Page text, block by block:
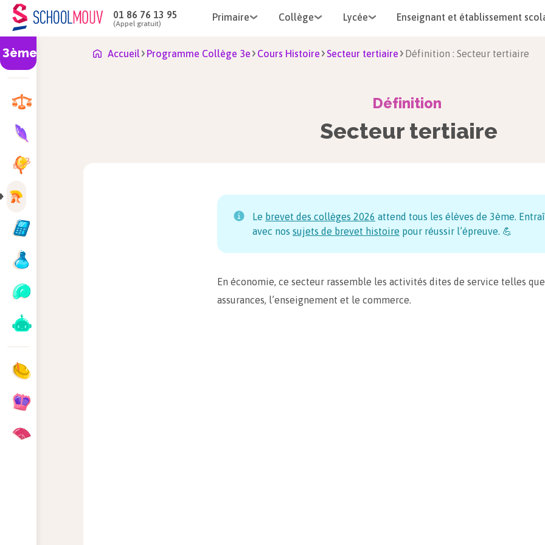
01 86 76 13 95
(Appel gratuit)
Primaire Collège Lycée Enseignant et établissement
3ème Accueil Programme Collège 3e Cours Histoire Secteur tertiaire Définition : Secteur tertiaire
Définition
Secteur tertiaire
Le brevet des collèges 2026 attend tous les élèves de 3ème.
avec nos sujets de brevet histoire pour réussir l’épreuve. 💪
En économie, ce secteur rassemble les activités dites de service telles
assurances, l’enseignement et le commerce.